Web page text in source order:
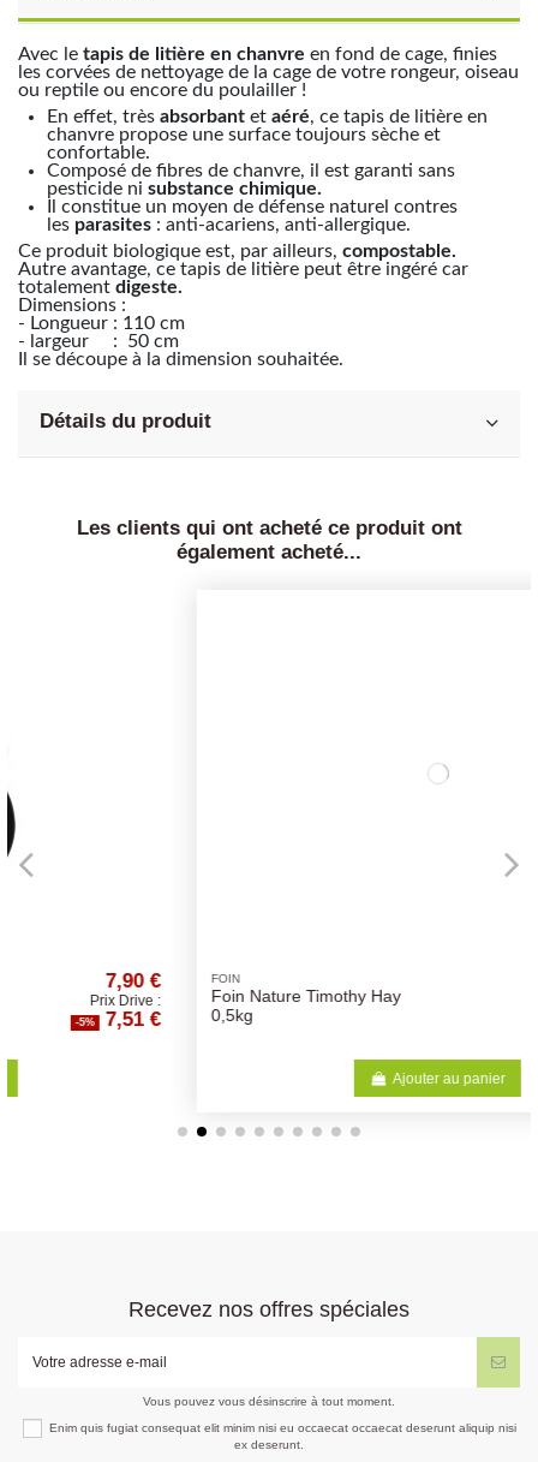
Avec le tapis de litière en chanvre en fond de cage, finies
les corvées de nettoyage de la cage de votre rongeur, oiseau
ou reptile ou encore du poulailler !
En effet, très absorbant et aéré, ce tapis de litière en
chanvre propose une surface toujours sèche et
confortable.
Composé de fibres de chanvre, il est garanti sans
pesticide ni substance chimique.
Il constitue un moyen de défense naturel contres
les parasites : anti-acariens, anti-allergique.
Ce produit biologique est, par ailleurs, compostable.
Autre avantage, ce tapis de litière peut être ingéré car
totalement digeste.
Dimensions :
- Longueur : 110 cm
- largeur : 50 cm
Il se découpe à la dimension souhaitée.
Détails du produit
Les clients qui ont acheté ce produit ont
également acheté...
Foin Nature Timothy Hay
0,5kg
Recevez nos offres spéciales
Vous pouvez vous désinscrire à tout moment.
Enim quis fugiat consequat elit minim nisi eu occaecat occaecat deserunt aliquip nisi
ex deserunt.